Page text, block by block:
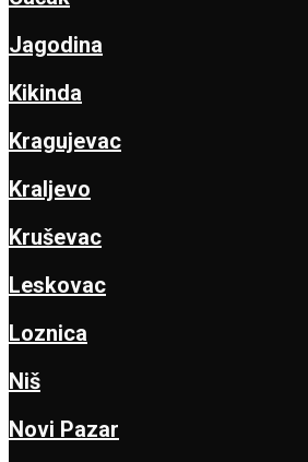
Jagodina
Kikinda
Kragujevac
Kraljevo
Kruševac
Leskovac
Loznica
Niš
Novi Pazar